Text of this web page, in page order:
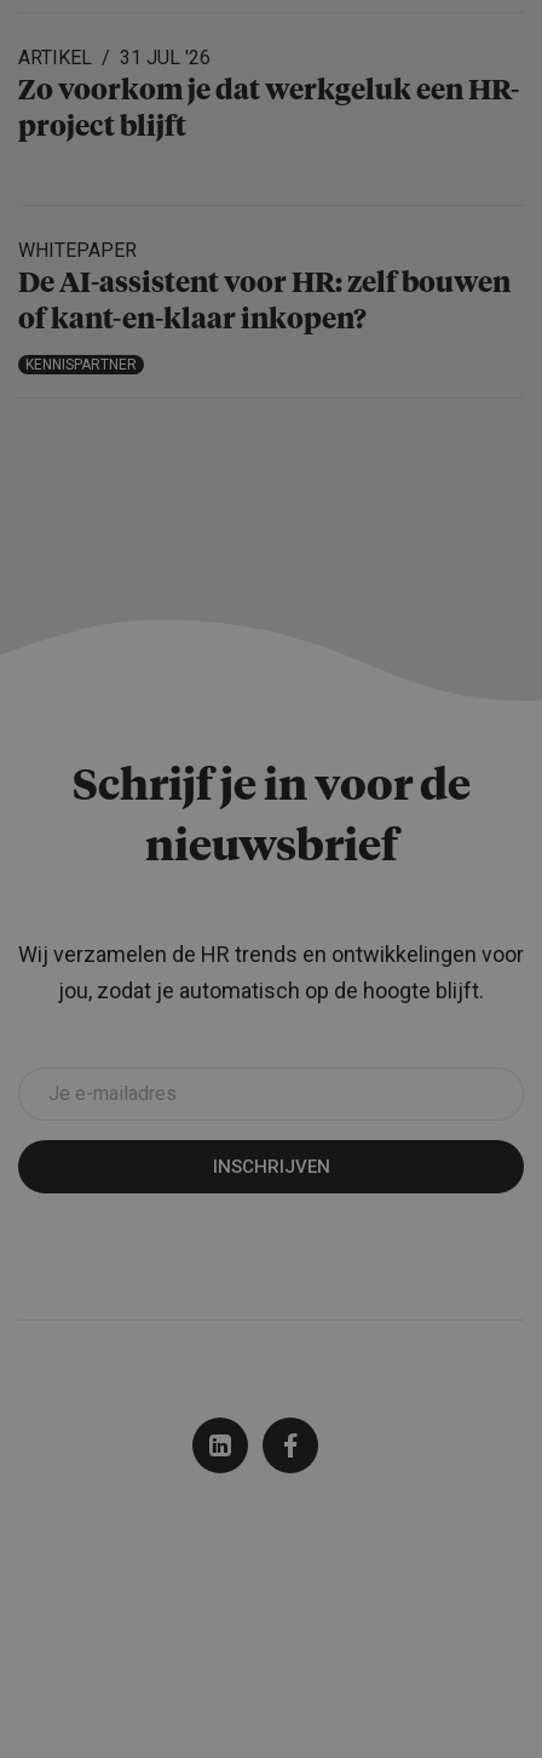
ARTIKEL 31 JUL '26
Zo voorkom je dat werkgeluk een HR-
project blijft
WHITEPAPER
De AI-assistent voor HR: zelf bouwen
of kant-en-klaar inkopen?
KENNISPARTNER
Schrijf je in voor de
nieuwsbrief
Wij verzamelen de HR trends en ontwikkelingen voor
jou, zodat je automatisch op de hoogte blijft.